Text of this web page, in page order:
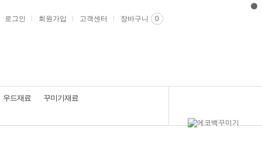
로그인 회원가입 고객센터 장바구니 0
우드재료
꾸미기재료